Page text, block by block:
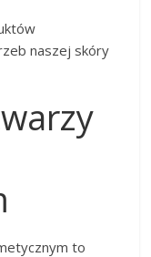
naszej skóry
to